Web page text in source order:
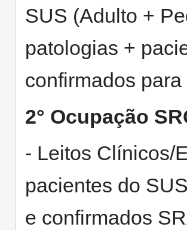
SUS (Adulto +
patologias +
confirmados
2° Ocupação
- Leitos Clínicos/
pacientes do
e confirmados